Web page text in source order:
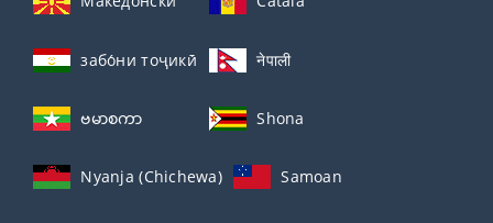
забо́ни тоҷикӣ́ नेपाली
ဗမာစကာ Shona
Nyanja (Chichewa) Samoan